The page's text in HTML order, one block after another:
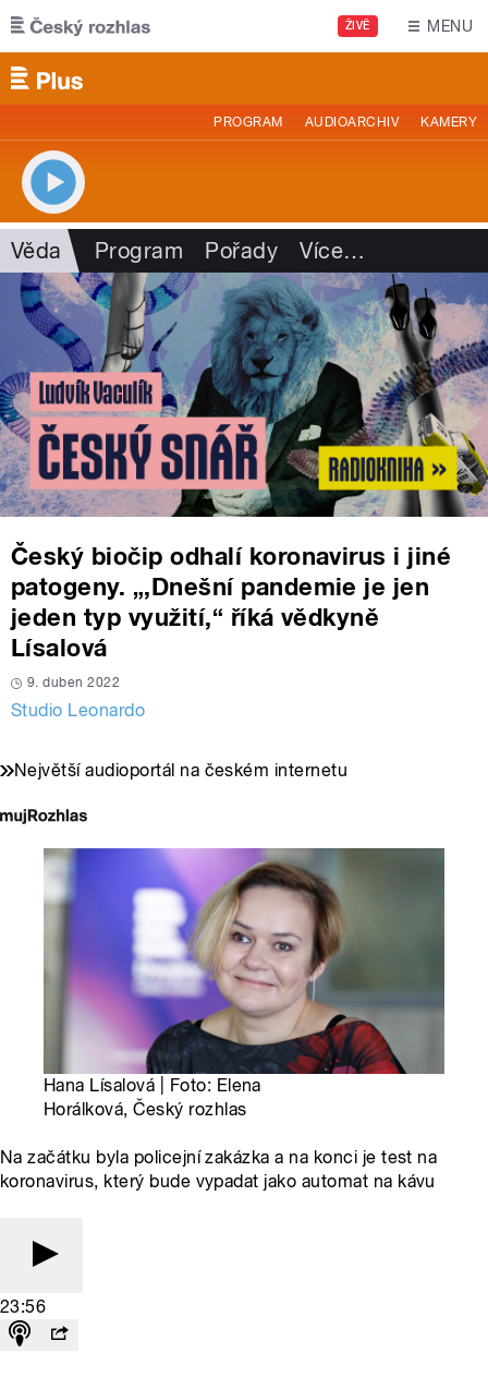
Přejít k hlavnímu obsahu
ŽIVĚ MENU
PROGRAM AUDIOARCHIV KAMERY
Věda Program Pořady Více…
Český biočip odhalí koronavirus i jiné
patogeny. „,Dnešní pandemie je jen
jeden typ využití,“ říká vědkyně
Lísalová
9. duben 2022
Studio Leonardo
Největší audioportál na českém internetu
Hana Lísalová | Foto: Elena
Horálková, Český rozhlas
Na začátku byla policejní zakázka a na konci je test na
koronavirus, který bude vypadat jako automat na kávu
23:56